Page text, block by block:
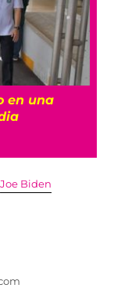
en una
Joe Biden